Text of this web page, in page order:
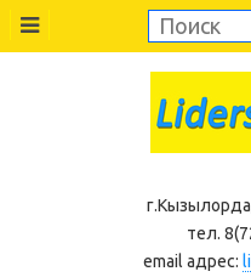
тел.
email адрес: